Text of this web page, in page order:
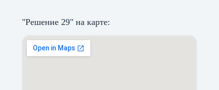
"Решение 29" на карте: